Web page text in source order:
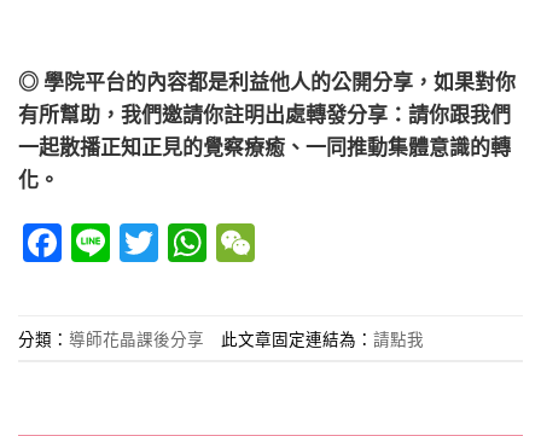
◎ 學院平台的內容都是利益他人的公開分享，如果對你
有所幫助，我們邀請你註明出處轉發分享：請你跟我們
一起散播正知正見的覺察療癒、一同推動集體意識的轉
化。
Facebook
LineTwitterWhatsApp
分類： 導師花晶課後分享 此文章固定連結為： 請點我